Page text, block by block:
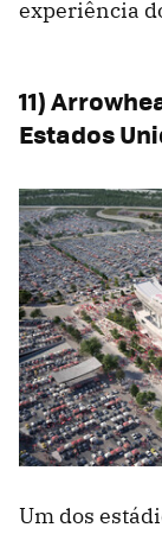
experiência
11)
Estados
Um dos